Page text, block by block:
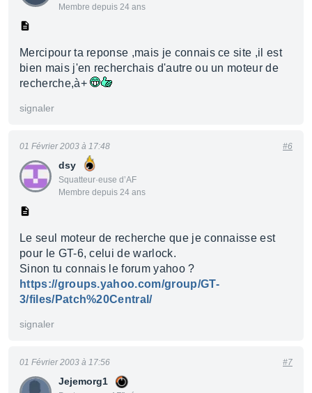
Membre depuis 24 ans
Mercipour ta reponse ,mais je connais ce site ,il est
bien mais j'en recherchais d'autre ou un moteur de
recherche,à+
signaler
dsy
Squatteur·euse d’AF
Membre depuis 24 ans
01 Février 2003 à 17:48 #6
Le seul moteur de recherche que je connaisse est
pour le GT-6, celui de warlock.
Sinon tu connais le forum yahoo ?
https://groups.yahoo.com/group/GT-
3/files/Patch%20Central/
signaler
Jejemorg1
01 Février 2003 à 17:56 #7